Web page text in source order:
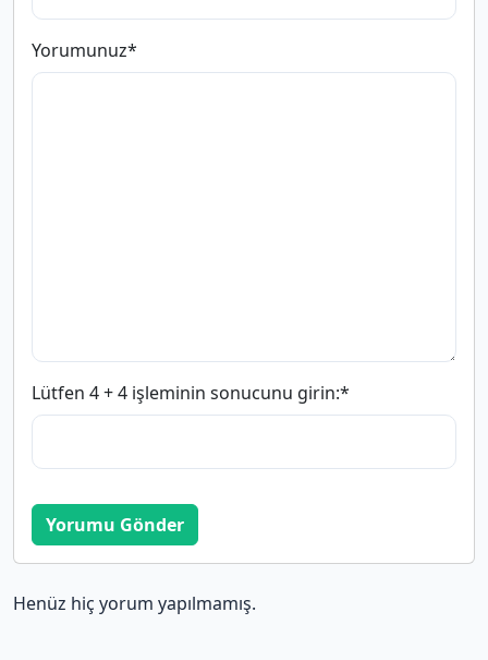
Yorumunuz*
Lütfen 4 + 4 işleminin sonucunu girin:*
Yorumu Gönder
Henüz hiç yorum yapılmamış.